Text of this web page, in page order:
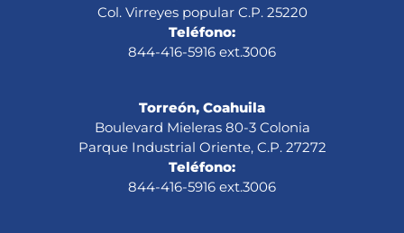
Col. Virreyes popular C.P. 25220
Teléfono:
844-416-5916 ext.3006
Torreón, Coahuila
Boulevard Mieleras 80-3 Colonia
Parque Industrial Oriente, C.P. 27272
Teléfono:
844-416-5916 ext.3006